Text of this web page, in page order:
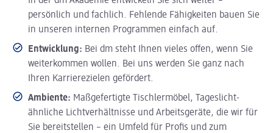
persönlich und fachlich. Fehlende Fähigkeiten bauen Sie
in unseren internen Programmen einfach auf.
Entwicklung: Bei dm steht Ihnen vieles offen, wenn Sie
weiterkommen wollen. Bei uns werden Sie ganz nach
Ihren Karrierezielen gefördert.
Ambiente: Maßgefertigte Tischlermöbel, Tageslicht-
ähnliche Lichtverhältnisse und Arbeitsgeräte, die wir für
Sie bereitstellen – ein Umfeld für Profis und zum